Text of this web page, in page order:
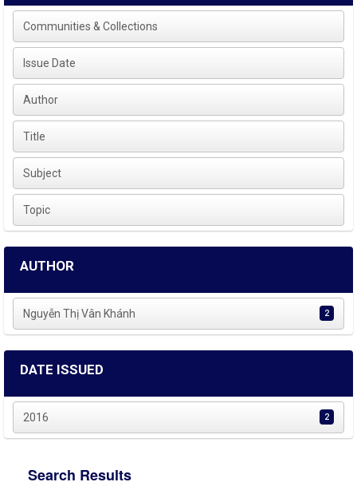
Communities & Collections
Issue Date
Author
Title
Subject
Topic
AUTHOR
Nguyễn Thị Vân Khánh 2
DATE ISSUED
2016 2
Search Results